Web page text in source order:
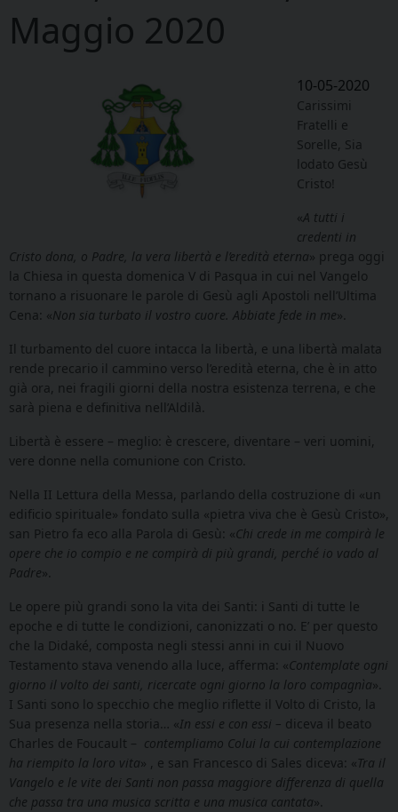
Maggio 2020
10-05-2020
Carissimi
Fratelli e
Sorelle, Sia
lodato Gesù
Cristo!
«A tutti i
credenti in
Cristo dona, o Padre, la vera libertà e l’eredità eterna» prega oggi
la Chiesa in questa domenica V di Pasqua in cui nel Vangelo
tornano a risuonare le parole di Gesù agli Apostoli nell’Ultima
Cena: «Non sia turbato il vostro cuore. Abbiate fede in me».
Il turbamento del cuore intacca la libertà, e una libertà malata
rende precario il cammino verso l’eredità eterna, che è in atto
già ora, nei fragili giorni della nostra esistenza terrena, e che
sarà piena e definitiva nell’Aldilà.
Libertà è essere – meglio: è crescere, diventare – veri uomini,
vere donne nella comunione con Cristo.
Nella II Lettura della Messa, parlando della costruzione di «un
edificio spirituale» fondato sulla «pietra viva che è Gesù Cristo»,
san Pietro fa eco alla Parola di Gesù: «Chi crede in me compirà le
opere che io compio e ne compirà di più grandi, perché io vado al
Padre».
Le opere più grandi sono la vita dei Santi: i Santi di tutte le
epoche e di tutte le condizioni, canonizzati o no. E’ per questo
che la Didaké, composta negli stessi anni in cui il Nuovo
Testamento stava venendo alla luce, afferma: «Contemplate ogni
giorno il volto dei santi, ricercate ogni giorno la loro compagnìa».
I Santi sono lo specchio che meglio riflette il Volto di Cristo, la
Sua presenza nella storia… «In essi e con essi – diceva il beato
Charles de Foucault – contempliamo Colui la cui contemplazione
ha riempito la loro vita» , e san Francesco di Sales diceva: «Tra il
Vangelo e le vite dei Santi non passa maggiore differenza di quella
che passa tra una musica scritta e una musica cantata».